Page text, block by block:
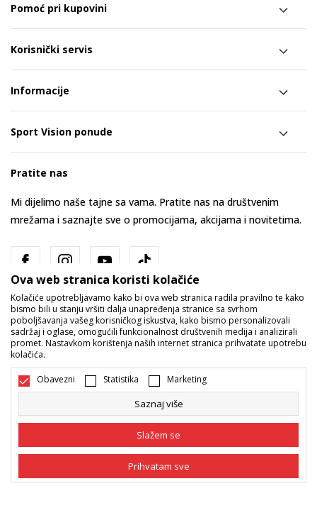
Pomoć pri kupovini
Korisnički servis
Informacije
Sport Vision ponude
Pratite nas
Mi dijelimo naše tajne sa vama. Pratite nas na društvenim
mrežama i saznajte sve o promocijama, akcijama i novitetima.
Bosna i Hercegovina Promijenite
Nastojimo da budemo što precizniji u opisu proizvoda, prikazu slika i
samih cijena, ali ne možemo garantovati da su sve informacije kompletne
i bez grešaka. Svi artikli prikazani na sajtu su dio naše ponude i ne
Ova web stranica koristi kolačiće
Kolačiće upotrebljavamo kako bi ova web stranica radila pravilno te kako
bismo bili u stanju vršiti dalja unapređenja stranice sa svrhom
poboljšavanja vašeg korisničkog iskustva, kako bismo personalizovali
sadržaj i oglase, omogućili funkcionalnost društvenih medija i analizirali
promet. Nastavkom korištenja naših internet stranica prihvatate upotrebu
kolačića.
Obavezni Statistika Marketing
Saznaj više
Slažem se
Prihvatam sve